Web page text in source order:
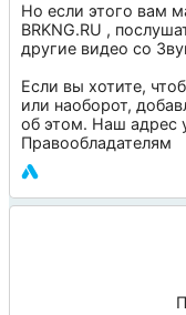
Но если этого вам
BRKNG.RU ,
другие видео со
Если вы хотите,
или наоборот,
об этом. Наш адрес
Правообладателям